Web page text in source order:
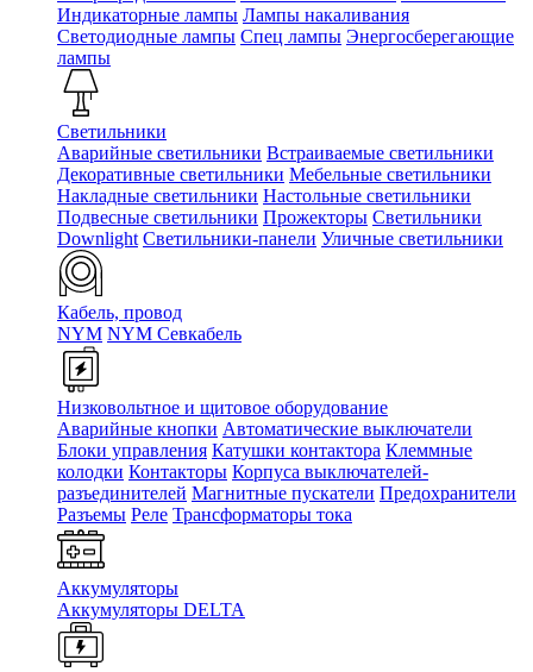
Индикаторные лампы Лампы накаливания
Светодиодные лампы Спец лампы Энергосберегающие
лампы
Светильники
Аварийные светильники Встраиваемые светильники
Декоративные светильники Мебельные светильники
Накладные светильники Настольные светильники
Подвесные светильники Прожекторы Светильники
Downlight Светильники-панели Уличные светильники
Кабель, провод
NYM NYM Севкабель
Низковольтное и щитовое оборудование
Аварийные кнопки Автоматические выключатели
Блоки управления Катушки контактора Клеммные
колодки Контакторы Корпуса выключателей-
разъединителей Магнитные пускатели Предохранители
Разъемы Реле Трансформаторы тока
Аккумуляторы
Аккумуляторы DELTA